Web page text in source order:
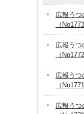
広報うつ
（No1773
広報うつ
（No1772
広報うつ
（No1771
広報うつ